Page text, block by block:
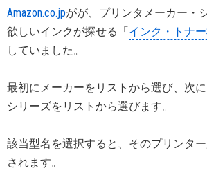
Amazon.co.jpがが、プリンタメーカー・
欲しいインクが探せる「インク・トナ
していました。
最初にメーカーをリストから選び、次
シリーズをリストから選びます。
該当型名を選択すると、そのプリンタ
されます。